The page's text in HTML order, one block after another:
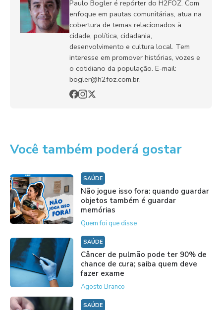
Paulo Bogler é repórter do H2FOZ. Com
enfoque em pautas comunitárias, atua na
cobertura de temas relacionados à
cidade, política, cidadania,
desenvolvimento e cultura local. Tem
interesse em promover histórias, vozes e
o cotidiano da população. E-mail:
bogler@h2foz.com.br.
Você também poderá gostar
SAÚDE
Não jogue isso fora: quando guardar
objetos também é guardar
memórias
Quem foi que disse
SAÚDE
Câncer de pulmão pode ter 90% de
chance de cura; saiba quem deve
fazer exame
Agosto Branco
SAÚDE